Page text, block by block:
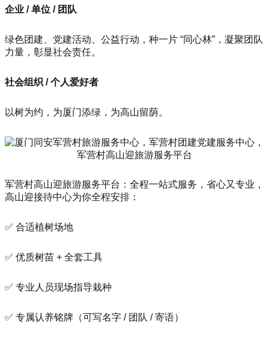
企业 / 单位 / 团队
绿色团建、党建活动、公益行动，种一片 “同心林”，凝聚团队
力量，彰显社会责任。
社会组织 / 个人爱好者
以树为约，为厦门添绿，为高山留荫。
军营村高山迎旅游服务平台：全程一站式服务，省心又专业，
高山迎接待中心为你全程安排：
✅ 合适植树场地
✅ 优质树苗 + 全套工具
✅ 专业人员现场指导栽种
✅ 专属认养铭牌（可写名字 / 团队 / 寄语）